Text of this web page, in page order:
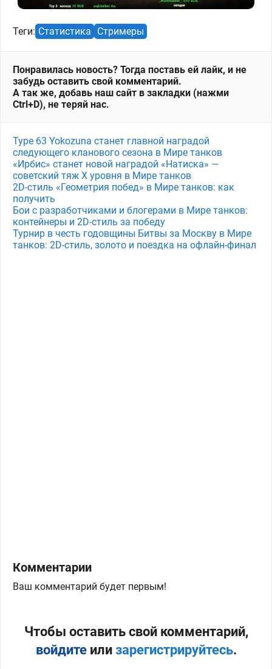
Теги: Статистика Стримеры
Понравилась новость? Тогда поставь ей лайк, и не
забудь оставить свой комментарий.
А так же, добавь наш сайт в закладки (нажми
Ctrl+D), не теряй нас.
Type 63 Yokozuna станет главной наградой
следующего кланового сезона в Мире танков
«Ирбис» станет новой наградой «Натиска» —
советский тяж X уровня в Мире танков
2D-стиль «Геометрия побед» в Мире танков: как
получить
Бои с разработчиками и блогерами в Мире танков:
контейнеры и 2D-стиль за победу
Турнир в честь годовщины Битвы за Москву в Мире
танков: 2D-стиль, золото и поездка на офлайн-финал
Комментарии
Ваш комментарий будет первым!
Чтобы оставить свой комментарий,
войдитеили зарегистрируйтесь.